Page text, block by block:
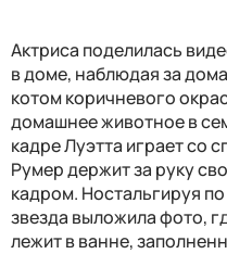
Актриса поделилась
в доме, наблюдая за
котом коричневого
домашнее животное в
кадре Луэтта играет со
Румер держит за руку
кадром. Ностальгируя
звезда выложила фото,
лежит в ванне,